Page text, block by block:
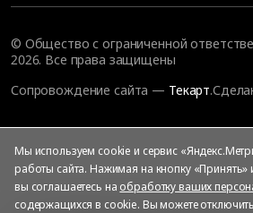
© Общество с ограниченной
2026. Все права защищены
Сопровождение сайта — Текарт.
Мы используем cookie и сервис
работы сайта. Нажимая на кнопку «Принять»
вы соглашаетесь на обработку ваших
содержащихся в cookie. Вы можете